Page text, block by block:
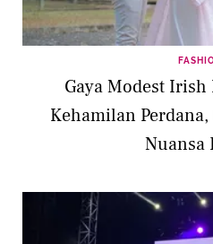
Gaya Modest
Kehamilan
Nuansa